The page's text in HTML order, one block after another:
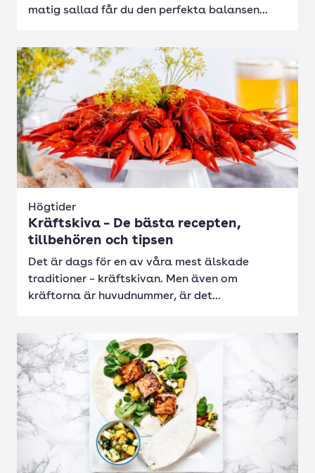
matig sallad får du den perfekta balansen...
Högtider
Kräftskiva – De bästa recepten,
tillbehören och tipsen
Det är dags för en av våra mest älskade
traditioner – kräftskivan. Men även om
kräftorna är huvudnummer, är det...